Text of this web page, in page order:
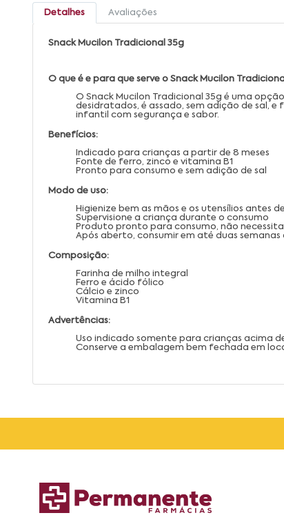
Detalhes Avaliações
Snack Mucilon Tradicional 35g
O que é e para que serve o Snack Mucilon
O Snack Mucilon Tradicional 35g é uma
desidratados, é assado, sem adição de sal,
infantil com segurança e sabor.
Benefícios:
Indicado para crianças a partir de 8 meses
Fonte de ferro, zinco e vitamina B1
Pronto para consumo e sem adição de sal
Modo de uso:
Higienize bem as mãos e os utensílios antes
Supervisione a criança durante o consumo
Produto pronto para consumo, não
Após aberto, consumir em até duas
Composição:
Farinha de milho integral
Ferro e ácido fólico
Cálcio e zinco
Vitamina B1
Advertências:
Uso indicado somente para crianças acima
Conserve a embalagem bem fechada em